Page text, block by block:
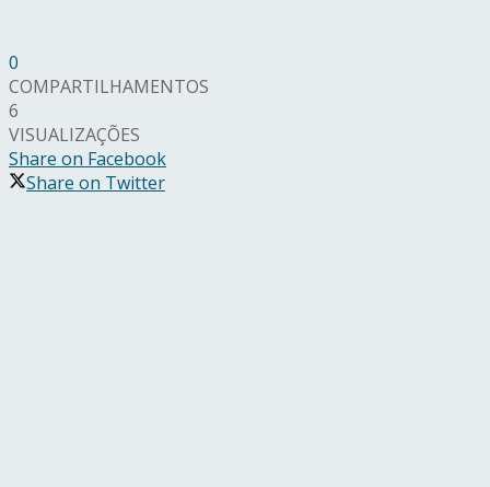
0
COMPARTILHAMENTOS
6
VISUALIZAÇÕES
Share on Facebook
Share on Twitter